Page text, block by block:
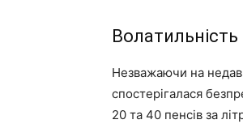
Незважаючи на
спостерігалася
20 та 40 пенсів за